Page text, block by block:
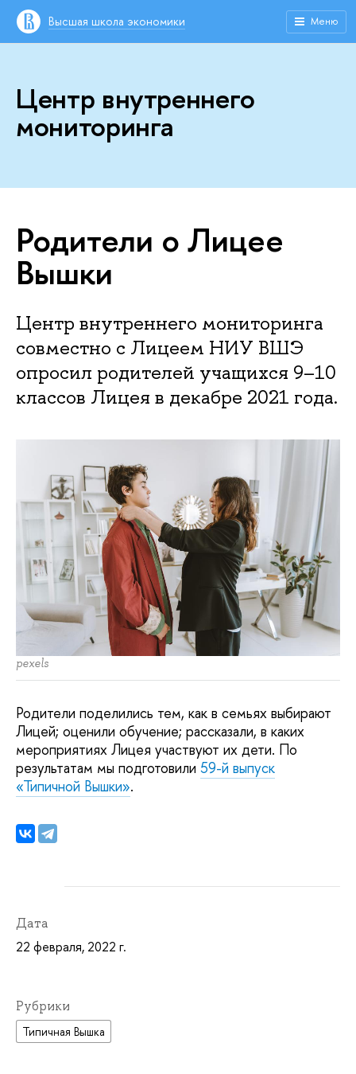
Высшая школа экономики Меню
Центр внутреннего
мониторинга
Родители о Лицее
Вышки
Центр внутреннего мониторинга
совместно с Лицеем НИУ ВШЭ
опросил родителей учащихся 9–10
классов Лицея в декабре 2021 года.
pexels
Родители поделились тем, как в семьях выбирают
Лицей; оценили обучение; рассказали, в каких
мероприятиях Лицея участвуют их дети. По
результатам мы подготовили 59-й выпуск
«Типичной Вышки».
Дата
22 февраля, 2022 г.
Рубрики
Типичная Вышка